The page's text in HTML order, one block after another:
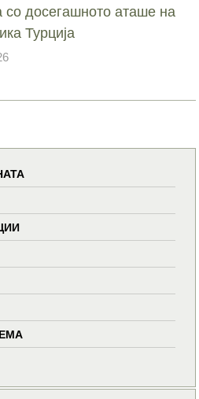
со досегашното аташе на
Турција